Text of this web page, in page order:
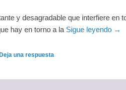
y desagradable que interfiere en
hay en torno a la Sigue leyendo →
Deja una respuesta